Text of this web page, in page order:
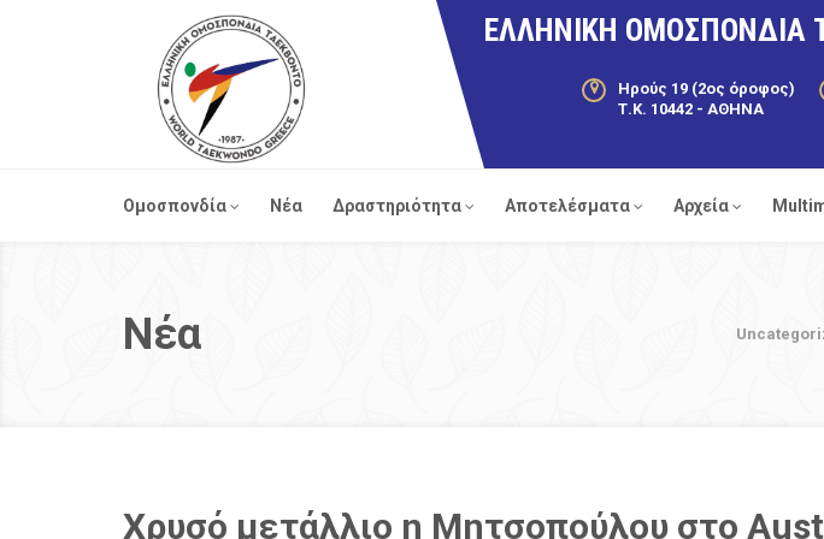
ΕΛΛΗΝΙΚΗ ΟΜΟΣΠΟΝΔΙΑ
Ηρούς 19 (2ος όροφος)
Τ.Κ. 10442 - ΑΘΗΝΑ
Ομοσπονδία Νέα Δραστηριότητα Αποτελέσματα Αρχεία
Νέα
Χρυσό μετάλλιο η Μητσοπούλου στο